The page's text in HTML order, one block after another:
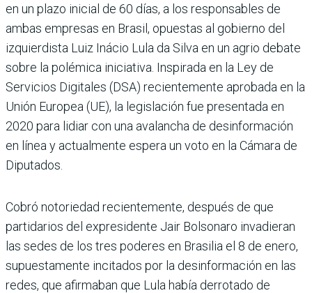
en un plazo inicial de 60 días, a los responsables de
ambas empresas en Brasil, opuestas al gobierno del
izquierdista Luiz Inácio Lula da Silva en un agrio debate
sobre la polémica iniciativa. Inspirada en la Ley de
Servicios Digitales (DSA) recientemente aprobada en la
Unión Europea (UE), la legislación fue presentada en
2020 para lidiar con una avalancha de desinformación
en línea y actualmente espera un voto en la Cámara de
Diputados.
Cobró notoriedad recientemente, después de que
partidarios del expresidente Jair Bolsonaro invadieran
las sedes de los tres poderes en Brasilia el 8 de enero,
supuestamente incitados por la desinformación en las
redes, que afirmaban que Lula había derrotado de